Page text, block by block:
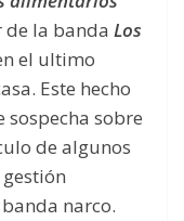
la banda Los
el ultimo
Este hecho
sobre
de algunos
narco.